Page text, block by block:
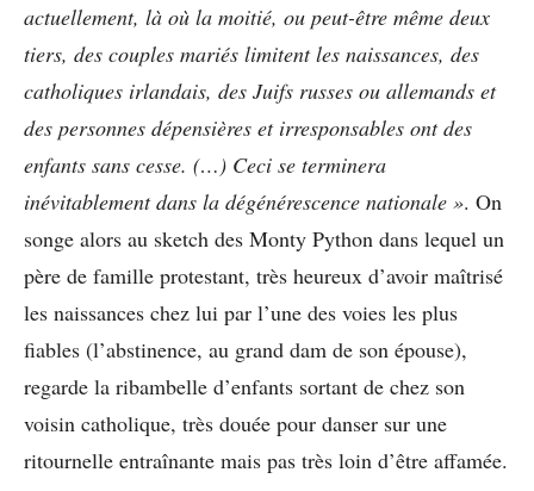
actuellement, là où la moitié, ou peut-être même deux
tiers, des couples mariés limitent les naissances, des
catholiques irlandais, des Juifs russes ou allemands et
des personnes dépensières et irresponsables ont des
enfants sans cesse. (…) Ceci se terminera
inévitablement dans la dégénérescence nationale ». On
songe alors au sketch des Monty Python dans lequel un
père de famille protestant, très heureux d’avoir maîtrisé
les naissances chez lui par l’une des voies les plus
fiables (l’abstinence, au grand dam de son épouse),
regarde la ribambelle d’enfants sortant de chez son
voisin catholique, très douée pour danser sur une
ritournelle entraînante mais pas très loin d’être affamée.